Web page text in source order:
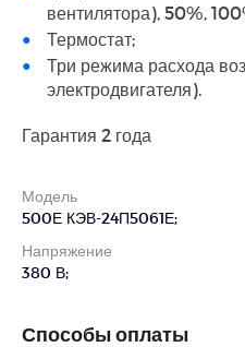
вентилятора), 50%,
Термостат;
Три режима расхода
электродвигателя).
Гарантия 2 года
Модель
500Е КЭВ-24П5061Е;
Напряжение
380 В;
Способы оплаты